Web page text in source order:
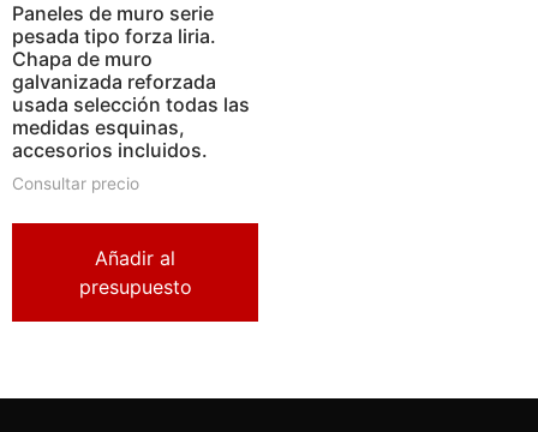
Paneles de muro serie
pesada tipo forza liria.
Chapa de muro
galvanizada reforzada
usada selección todas las
medidas esquinas,
accesorios incluidos.
Consultar precio
Añadir al
presupuesto